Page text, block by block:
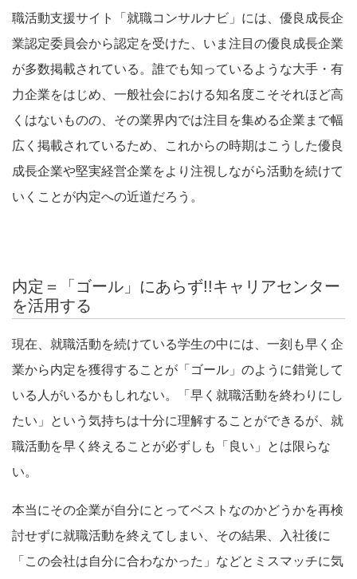
職活動支援サイト「就職コンサルナビ」には、優良成長企
業認定委員会から認定を受けた、いま注目の優良成長企業
が多数掲載されている。誰でも知っているような大手・有
力企業をはじめ、一般社会における知名度こそそれほど高
くはないものの、その業界内では注目を集める企業まで幅
広く掲載されているため、これからの時期はこうした優良
成長企業や堅実経営企業をより注視しながら活動を続けて
いくことが内定への近道だろう。
内定＝「ゴール」にあらず!!キャリアセンター
を活用する
現在、就職活動を続けている学生の中には、一刻も早く企
業から内定を獲得することが「ゴール」のように錯覚して
いる人がいるかもしれない。「早く就職活動を終わりにし
たい」という気持ちは十分に理解することができるが、就
職活動を早く終えることが必ずしも「良い」とは限らな
い。
本当にその企業が自分にとってベストなのかどうかを再検
討せずに就職活動を終えてしまい、その結果、入社後に
「この会社は自分に合わなかった」などとミスマッチに気